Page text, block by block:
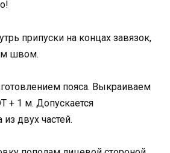
припуски на концах завязок,
швом.
пояса. Выкраиваем
+ 1 м. Допускается
из двух частей.